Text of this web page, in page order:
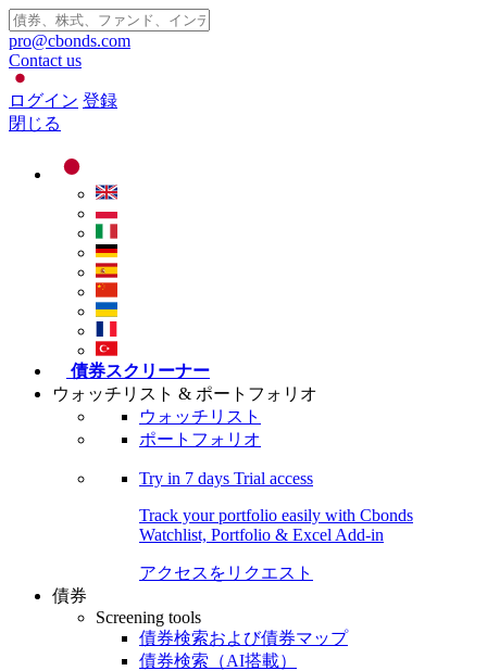
pro@cbonds.com
Contact us
ログイン 登録
閉じる
債券スクリーナー
ウォッチリスト & ポートフォリオ
ウォッチリスト
ポートフォリオ
Try in 7 days Trial access
Track your portfolio easily with Cbonds
Watchlist, Portfolio & Excel Add-in
アクセスをリクエスト
債券
Screening tools
債券検索および債券マップ
債券検索（AI搭載）